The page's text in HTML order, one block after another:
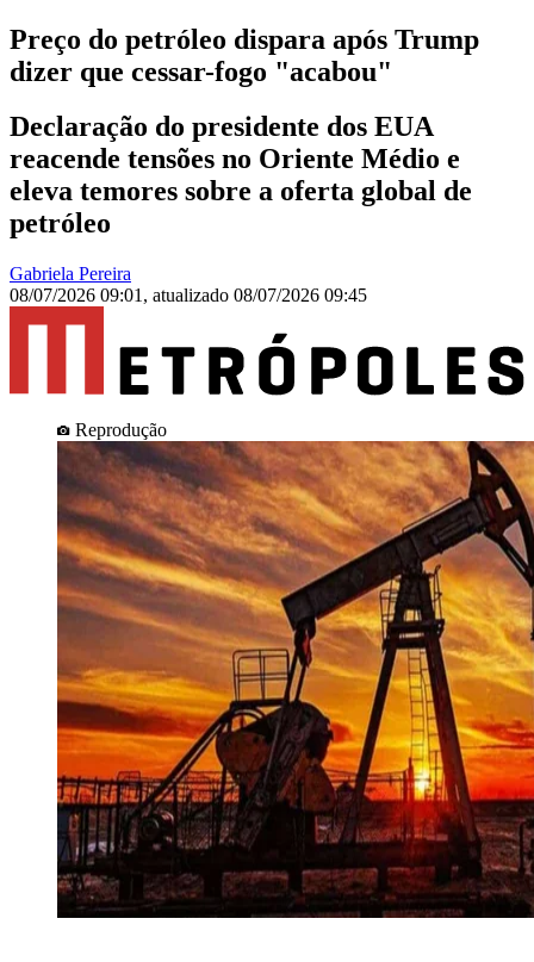
Preço do petróleo dispara após Trump
dizer que cessar-fogo "acabou"
Declaração do presidente dos EUA
reacende tensões no Oriente Médio e
eleva temores sobre a oferta global de
petróleo
Gabriela Pereira
08/07/2026 09:01 , atualizado 08/07/2026 09:45
Reprodução